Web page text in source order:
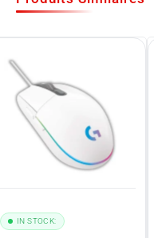
IN STOCK: